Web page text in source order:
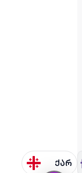
ქარ